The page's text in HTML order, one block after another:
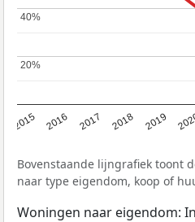
2015 2016 2017 2018 2019
20%
20%
40%
40%
Bovenstaande lijngrafiek toont
naar type eigendom, koop of
Woningen naar eigendom: